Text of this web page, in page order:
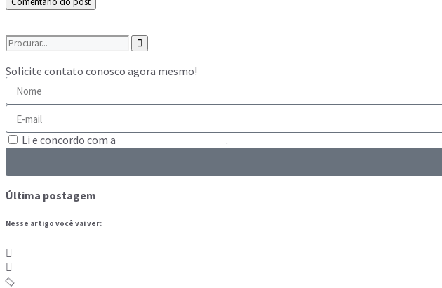
Solicite contato conosco agora mesmo!
Li e concordo com a .
Última postagem
Nesse artigo você vai ver: